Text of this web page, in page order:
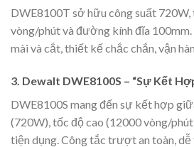
DWE8100T sở hữu công suất
vòng/phút và đường kính đĩa
mài và cắt, thiết kế chắc chắn, vận
3. Dewalt DWE8100S – “Sự Kết
DWE8100S mang đến sự kết hợp
(720W), tốc độ cao (12000 vòng/
tiện dụng. Công tắc trượt an toàn, dễ